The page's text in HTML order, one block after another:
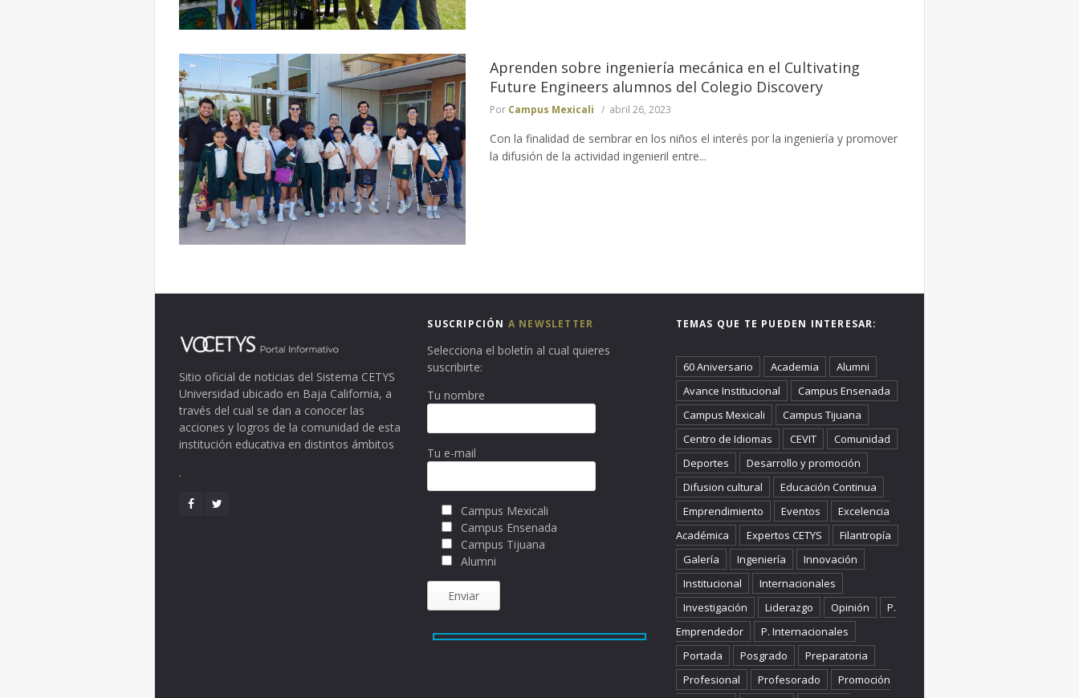
Aprenden sobre ingeniería mecánica en el Cultivating
Future Engineers alumnos del Colegio Discovery
Por Campus Mexicali abril 26, 2023
Con la finalidad de sembrar en los niños el interés por la ingeniería y promover
la difusión de la actividad ingenieril entre...
Sitio oficial de noticias del Sistema CETYS
Universidad ubicado en Baja California, a
través del cual se dan a conocer las
acciones y logros de la comunidad de esta
institución educativa en distintos ámbitos
.
SUSCRIPCIÓN A NEWSLETTER
Selecciona el boletín al cual quieres
suscribirte:
Tu nombre
Tu e-mail
Campus Mexicali
Campus Ensenada
Campus Tijuana
Alumni
TEMAS QUE TE PUEDEN INTERESAR:
60 Aniversario Academia
Alumni
Avance Institucional
Campus Ensenada
Campus Mexicali
Campus Tijuana
Centro de Idiomas
CEVIT
Comunidad
Deportes
Desarrollo y promoción
Difusion cultural
Educación Continua
Emprendimiento
Eventos
Excelencia
Académica
Expertos CETYS
Filantropía
Galería
Ingeniería
Innovación
Institucional
Internacionales
Investigación
Liderazgo Opinión
P.
Emprendedor
P. Internacionales
Portada
Posgrado
Preparatoria
Profesional
Profesorado
Promoción